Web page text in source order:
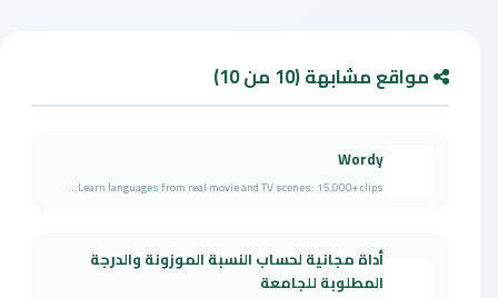
مواقع مشابهة (10 من 10)
Wordy
Learn languages from real movie and TV scenes: 15,000+ clips...
أداة مجانية لحساب النسبة الموزونة والدرجة
المطلوبة للجامعة